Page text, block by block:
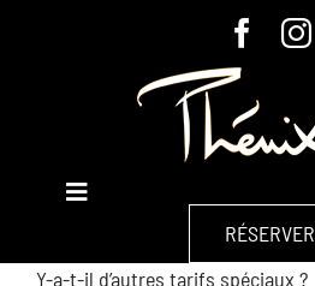
Toggle
RÉSERVER
Y-a-t-il d’autres tarifs spéciaux ?